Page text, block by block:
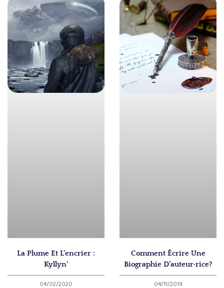
La Plume Et L’encrier :
Kyllyn’
04/02/2020
Comment Écrire Une
Biographie D’auteur·rice?
04/11/2019